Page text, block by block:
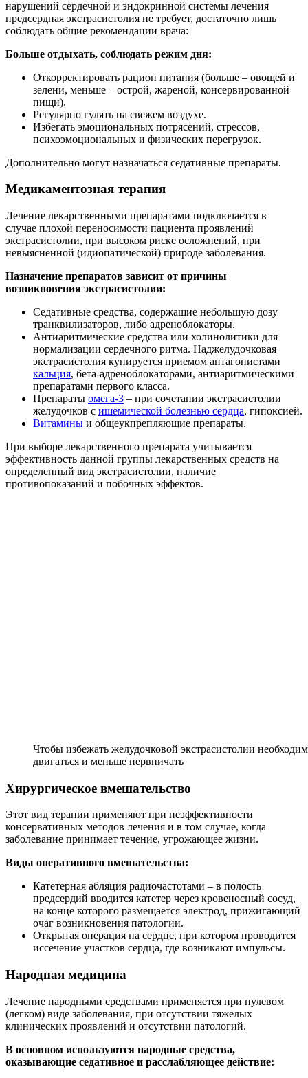
нарушений сердечной и эндокринной системы лечения
предсердная экстрасистолия не требует, достаточно лишь
соблюдать общие рекомендации врача:
Больше отдыхать, соблюдать режим дня:
Откорректировать рацион питания (больше – овощей и
зелени, меньше – острой, жареной, консервированной
пищи).
Регулярно гулять на свежем воздухе.
Избегать эмоциональных потрясений, стрессов,
психоэмоциональных и физических перегрузок.
Дополнительно могут назначаться седативные препараты.
Медикаментозная терапия
Лечение лекарственными препаратами подключается в
случае плохой переносимости пациента проявлений
экстрасистолии, при высоком риске осложнений, при
невыясненной (идиопатической) природе заболевания.
Назначение препаратов зависит от причины
возникновения экстрасистолии:
Седативные средства, содержащие небольшую дозу
транквилизаторов, либо адреноблокаторы.
Антиаритмические средства или холинолитики для
нормализации сердечного ритма. Наджелудочковая
экстрасистолия купируется приемом антагонистами
кальция, бета-адреноблокаторами, антиаритмическими
препаратами первого класса.
Препараты омега-3 – при сочетании экстрасистолии
желудочков с ишемической болезнью сердца, гипоксией.
Витамины и общеукпрепляющие препараты.
При выборе лекарственного препарата учитывается
эффективность данной группы лекарственных средств на
определенный вид экстрасистолии, наличие
противопоказаний и побочных эффектов.
Чтобы избежать желудочковой экстрасистолии
двигаться и меньше нервничать
Хирургическое вмешательство
Этот вид терапии применяют при неэффективности
консервативных методов лечения и в том случае, когда
заболевание принимает течение, угрожающее жизни.
Виды оперативного вмешательства:
Катетерная абляция радиочастотами – в полость
предсердий вводится катетер через кровеносный сосуд,
на конце которого размещается электрод, прижигающий
очаг возникновения патологии.
Открытая операция на сердце, при котором проводится
иссечение участков сердца, где возникают импульсы.
Народная медицина
Лечение народными средствами применяется при нулевом
(легком) виде заболевания, при отсутствии тяжелых
клинических проявлений и отсутствии патологий.
В основном используются народные средства,
оказывающие седативное и расслабляющее действие: